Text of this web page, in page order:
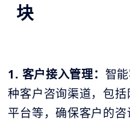
块
1. 客户接入管理： 智
种客户咨询渠道，包
平台等，确保客户的